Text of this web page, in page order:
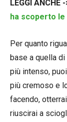
LEGGI ANCHE -
ha scoperto
Per quanto
base a quella
più intenso,
più cremoso e
facendo,
riuscirai a